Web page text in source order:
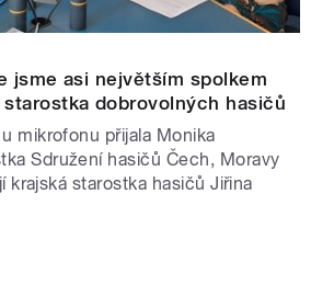
jsme asi největším spolkem
dobrovolných hasičů
mikrofonu přijala Monika
Sdružení hasičů Čech, Moravy
krajská starostka hasičů Jiřina